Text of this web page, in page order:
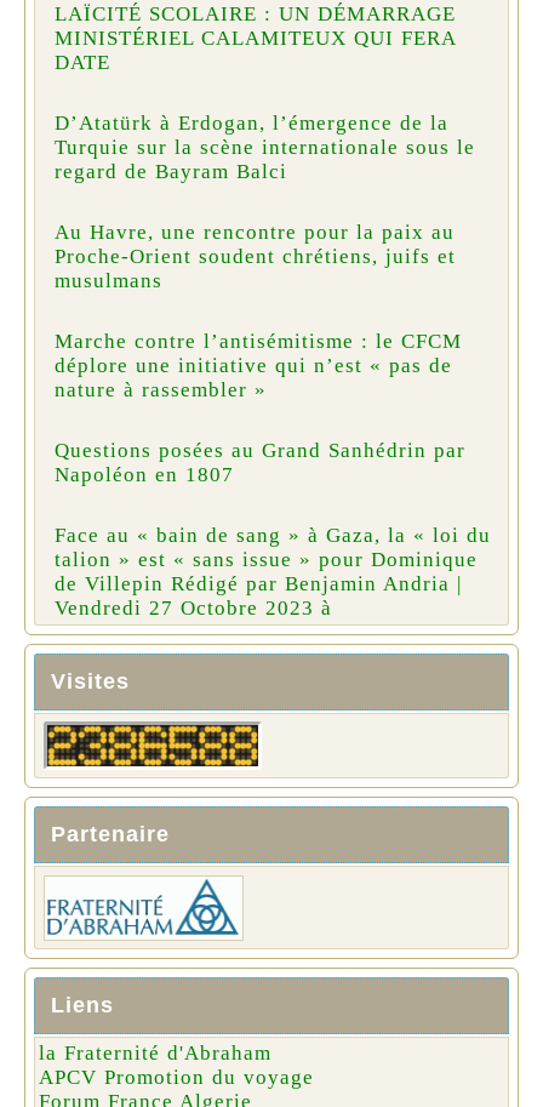
LAÏCITÉ SCOLAIRE : UN DÉMARRAGE
MINISTÉRIEL CALAMITEUX QUI FERA
DATE
D’Atatürk à Erdogan, l’émergence de la
Turquie sur la scène internationale sous le
regard de Bayram Balci
Au Havre, une rencontre pour la paix au
Proche-Orient soudent chrétiens, juifs et
musulmans
Marche contre l’antisémitisme : le CFCM
déplore une initiative qui n’est « pas de
nature à rassembler »
Questions posées au Grand Sanhédrin par
Napoléon en 1807
Face au « bain de sang » à Gaza, la « loi du
talion » est « sans issue » pour Dominique
de Villepin Rédigé par Benjamin Andria |
Vendredi 27 Octobre 2023 à
Visites
Partenaire
Liens
la Fraternité d'Abraham
APCV Promotion du voyage
Forum France Algerie